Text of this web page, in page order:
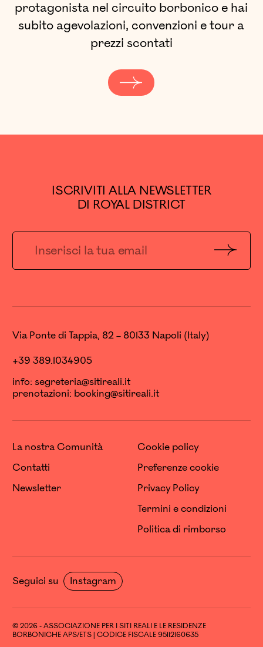
protagonista nel circuito borbonico e hai
subito agevolazioni, convenzioni e tour a
prezzi scontati
ISCRIVITI ALLA NEWSLETTER
DI ROYAL DISTRICT
Invia
Via Ponte di Tappia, 82 – 80133 Napoli (Italy)
+39 389.1034905
info: segreteria@sitireali.it
prenotazioni: booking@sitireali.it
La nostra Comunità
Contatti
Newsletter
Cookie policy
Preferenze cookie
Privacy Policy
Termini e condizioni
Politica di rimborso
Seguici su Instagram
© 2026 - ASSOCIAZIONE PER I SITI REALI E LE RESIDENZE
BORBONICHE APS/ETS | CODICE FISCALE 95112160635